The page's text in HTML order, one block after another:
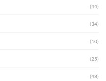
(44)
(34)
(10)
(25)
(48)